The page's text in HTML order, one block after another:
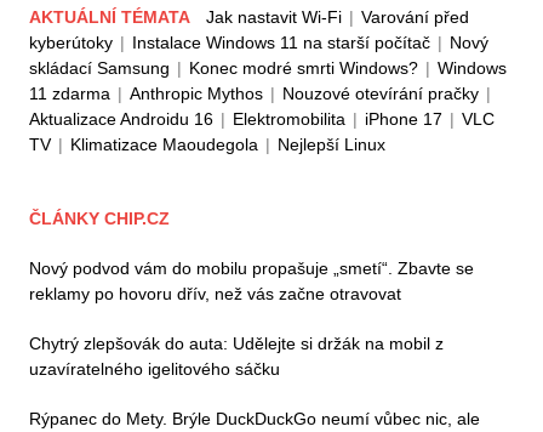
AKTUÁLNÍ TÉMATA Jak nastavit Wi-Fi | Varování před
kyberútoky | Instalace Windows 11 na starší počítač | Nový
skládací Samsung | Konec modré smrti Windows? | Windows
11 zdarma | Anthropic Mythos | Nouzové otevírání pračky |
Aktualizace Androidu 16 | Elektromobilita | iPhone 17 | VLC
TV | Klimatizace Maoudegola | Nejlepší Linux
ČLÁNKY CHIP.CZ
Nový podvod vám do mobilu propašuje „smetí“. Zbavte se
reklamy po hovoru dřív, než vás začne otravovat
Chytrý zlepšovák do auta: Udělejte si držák na mobil z
uzavíratelného igelitového sáčku
Rýpanec do Mety. Brýle DuckDuckGo neumí vůbec nic, ale